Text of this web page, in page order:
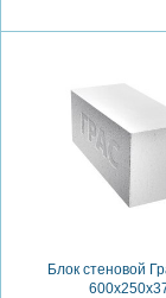
Блок стеновой